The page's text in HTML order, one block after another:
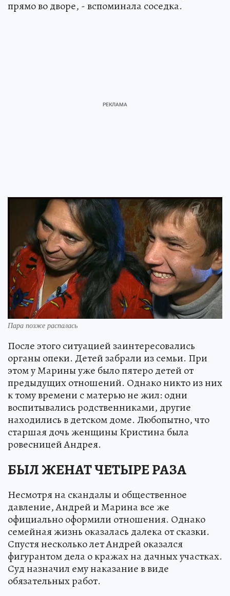
прямо во дворе, - вспоминала соседка.
Пара позже распалась
После этого ситуацией заинтересовались
органы опеки. Детей забрали из семьи. При
этом у Марины уже было пятеро детей от
предыдущих отношений. Однако никто из них
к тому времени с матерью не жил: одни
воспитывались родственниками, другие
находились в детском доме. Любопытно, что
старшая дочь женщины Кристина была
ровесницей Андрея.
БЫЛ ЖЕНАТ ЧЕТЫРЕ РАЗА
Несмотря на скандалы и общественное
давление, Андрей и Марина все же
официально оформили отношения. Однако
семейная жизнь оказалась далека от сказки.
Спустя несколько лет Андрей оказался
фигурантом дела о кражах на дачных участках.
Суд назначил ему наказание в виде
обязательных работ.